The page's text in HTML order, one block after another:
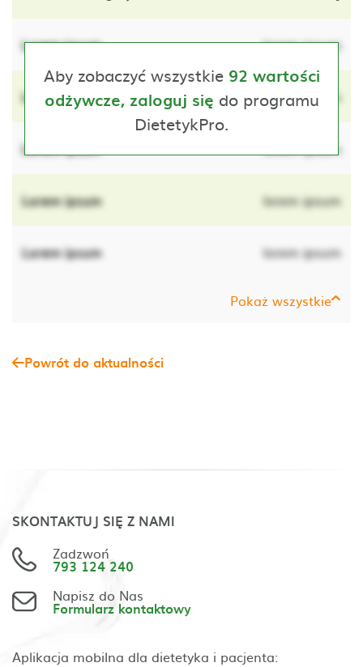
Lorem ipsum lorem ipsum
Lorem ipsum lorem ipsum
Lorem ipsum lorem ipsum
Lorem ipsum lorem ipsum
Lorem ipsum lorem ipsum
Pokaż wszystkie
Aby zobaczyć wszystkie 92 wartości
odżywcze, zaloguj się do programu
DietetykPro.
Powrót do aktualności
SKONTAKTUJ SIĘ Z NAMI
Zadzwoń
793 124 240
Napisz do Nas
Formularz kontaktowy
Aplikacja mobilna dla dietetyka i pacjenta: